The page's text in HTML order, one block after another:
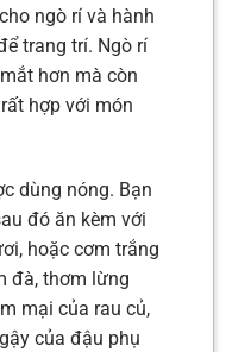
ngò rí và hành
trang trí. Ngò rí
hơn mà còn
hợp với món
dùng nóng. Bạn
đó ăn kèm với
hoặc cơm trắng
đà, thơm lừng
mại của rau củ,
của đậu phụ